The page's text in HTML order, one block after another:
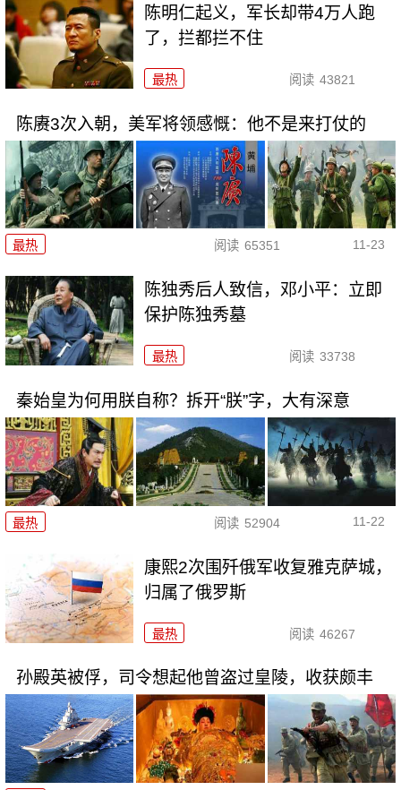
陈明仁起义，军长却带4万人跑
了，拦都拦不住
最热 阅读 43821
陈赓3次入朝，美军将领感慨：他不是来打仗的
最热 阅读 65351 11-23
陈独秀后人致信，邓小平：立即
保护陈独秀墓
最热 阅读 33738
秦始皇为何用朕自称？拆开“朕”字，大有深意
最热 阅读 52904 11-22
康熙2次围歼俄军收复雅克萨城，
归属了俄罗斯
最热 阅读 46267
孙殿英被俘，司令想起他曾盗过皇陵，收获颇丰